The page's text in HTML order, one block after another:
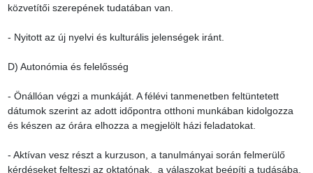
közvetítői szerepének tudatában van.
- Nyitott az új nyelvi és kulturális jelenségek iránt.
D) Autonómia és felelősség
- Önállóan végzi a munkáját. A félévi tanmenetben feltüntetett
dátumok szerint az adott időpontra otthoni munkában kidolgozza
és készen az órára elhozza a megjelölt házi feladatokat.
- Aktívan vesz részt a kurzuson, a tanulmányai során felmerülő
kérdéseket felteszi az oktatónak,  a válaszokat beépíti a tudásába,